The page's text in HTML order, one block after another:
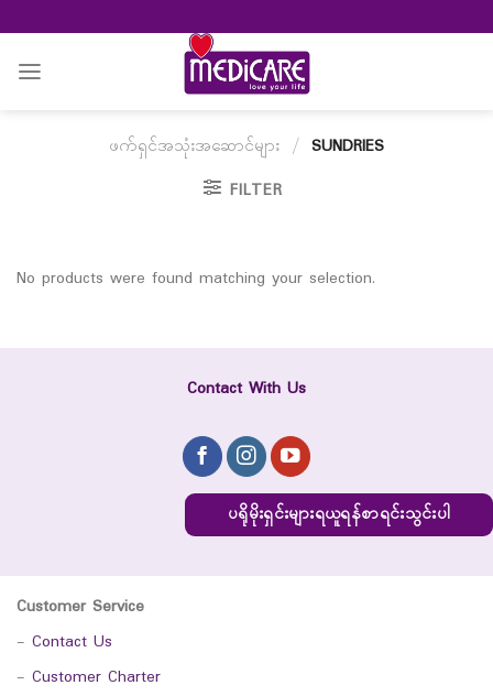
to
content
ဖက်ရှင်အသုံးအဆောင်များ / SUNDRIES
FILTER
No products were found matching your selection.
Contact With Us
ပရိုမိုးရှင်းများရယူရန်စာရင်းသွင်းပါ
Customer Service
- Contact Us
- Customer Charter